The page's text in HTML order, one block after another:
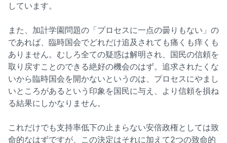
しています。
また、加計学園問題の「プロセスに一点の曇りもない」の
であれば、臨時国会でどれだけ追及されても痛くも痒くも
ありません。むしろ全ての疑惑は解明され、国民の信頼を
取り戻すことのできる絶好の機会のはず。追求されたくな
いから臨時国会を開かないというのは、プロセスにやまし
いところがあるという印象を国民に与え、より信頼を損ね
る結果にしかなりません。
これだけでも支持率低下の止まらない安倍政権としては致
命的なはずですが、この決定はそれに加えて2つの致命的